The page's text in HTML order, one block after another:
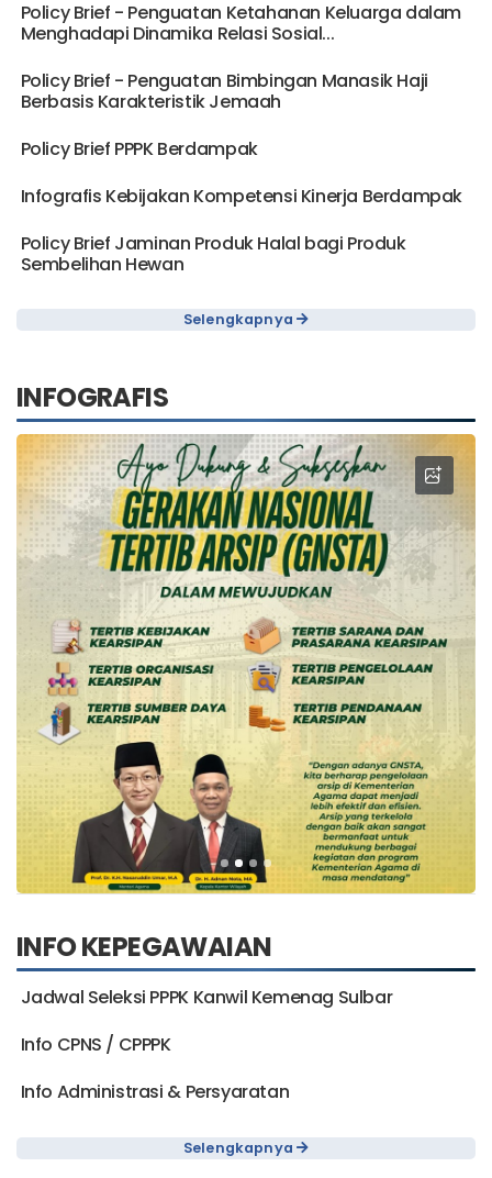
Policy Brief - Penguatan Ketahanan Keluarga dalam
Menghadapi Dinamika Relasi Sosial...
Policy Brief - Penguatan Bimbingan Manasik Haji
Berbasis Karakteristik Jemaah
Policy Brief PPPK Berdampak
Infografis Kebijakan Kompetensi Kinerja Berdampak
Policy Brief Jaminan Produk Halal bagi Produk
Sembelihan Hewan
Selengkapnya
INFOGRAFIS
INFO KEPEGAWAIAN
Jadwal Seleksi PPPK Kanwil Kemenag Sulbar
Info CPNS / CPPPK
Info Administrasi & Persyaratan
Selengkapnya